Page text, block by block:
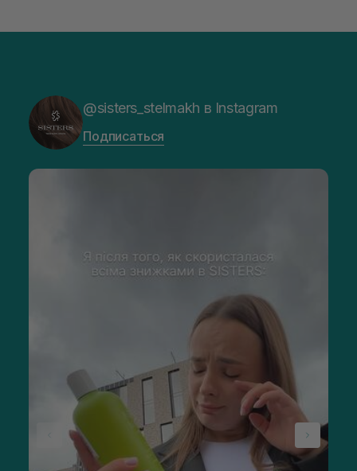
@sisters_stelmakh в Instagram
Подписаться